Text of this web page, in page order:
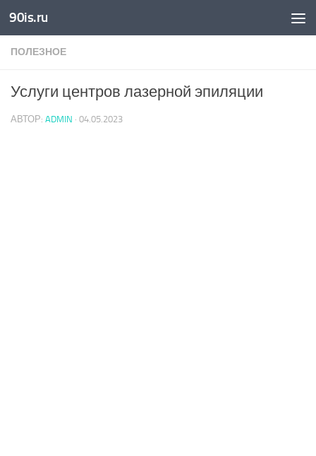
Skip to content
90is.ru
ПОЛЕЗНОЕ
Услуги центров лазерной эпиляции
АВТОР: ADMIN · 04.05.2023